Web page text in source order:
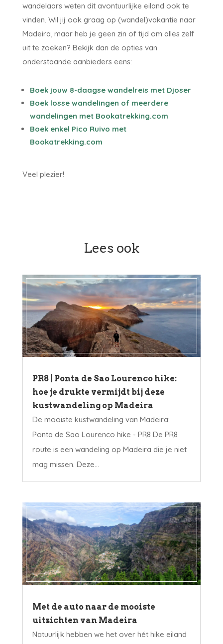
wandelaars weten dit avontuurlijke eiland ook te
vinden. Wil jij ook graag op (wandel)vakantie naar
Madeira, maar heb je geen zin of tijd om alles zelf
uit te zoeken? Bekijk dan de opties van
onderstaande aanbieders eens:
Boek jouw 8-daagse wandelreis met Djoser
Boek losse wandelingen of meerdere
wandelingen met Bookatrekking.com
Boek enkel Pico Ruivo met
Bookatrekking.com
Veel plezier!
Lees ook
PR8 | Ponta de Sao Lourenco hike:
hoe je drukte vermijdt bij deze
kustwandeling op Madeira
De mooiste kustwandeling van Madeira:
Ponta de Sao Lourenco hike - PR8 De PR8
route is een wandeling op Madeira die je niet
mag missen. Deze...
Met de auto naar de mooiste
uitzichten van Madeira
Natuurlijk hebben we het over hét hike eiland